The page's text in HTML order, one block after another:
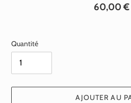
Prix
60,00 €
Quantité
AJOUTER AU